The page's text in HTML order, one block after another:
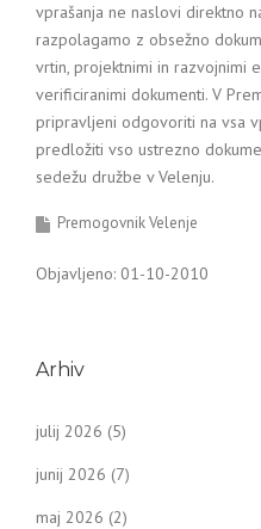
vprašanja ne naslovi direktno
razpolagamo z obsežno
vrtin, projektnimi in razvojnimi
verificiranimi dokumenti. V
pripravljeni odgovoriti na vsa
predložiti vso ustrezno
sedežu družbe v Velenju.
Premogovnik Velenje
Objavljeno: 01-10-2010
Arhiv
julij 2026 (5)
junij 2026 (7)
maj 2026 (2)